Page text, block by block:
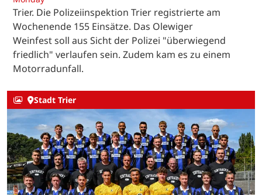
Trier. Die Polizeiinspektion Trier registrierte am
Wochenende 155 Einsätze. Das Olewiger
Weinfest soll aus Sicht der Polizei "überwiegend
friedlich" verlaufen sein. Zudem kam es zu einem
Motorradunfall.
Stadt Trier